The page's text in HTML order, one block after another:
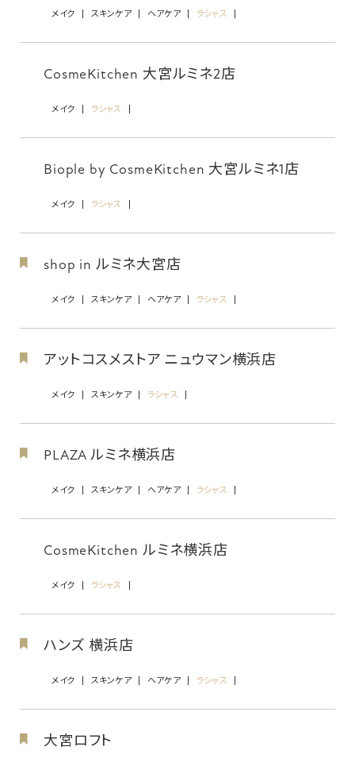
メイク スキンケア ヘアケア ラシャス
CosmeKitchen 大宮ルミネ2店
メイク ラシャス
Biople by CosmeKitchen 大宮ルミネ1店
メイク ラシャス
shop in ルミネ大宮店
メイク スキンケア ヘアケア ラシャス
アットコスメストア ニュウマン横浜店
メイク スキンケア ラシャス
PLAZA ルミネ横浜店
メイク スキンケア ヘアケア ラシャス
CosmeKitchen ルミネ横浜店
メイク ラシャス
ハンズ 横浜店
メイク スキンケア ヘアケア ラシャス
大宮ロフト